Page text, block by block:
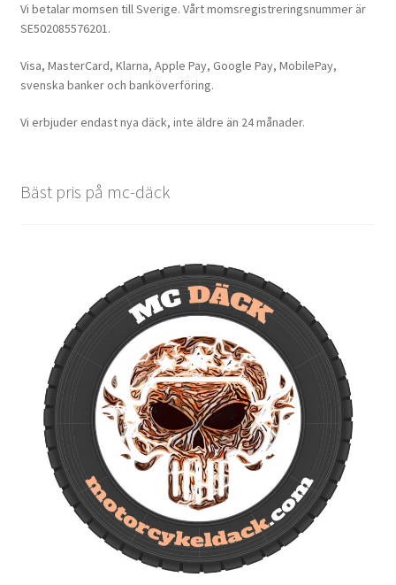
Vi betalar momsen till Sverige. Vårt momsregistreringsnummer är
SE502085576201.
Visa, MasterCard, Klarna, Apple Pay, Google Pay, MobilePay,
svenska banker och banköverföring.
Vi erbjuder endast nya däck, inte äldre än 24 månader.
Bäst pris på mc-däck